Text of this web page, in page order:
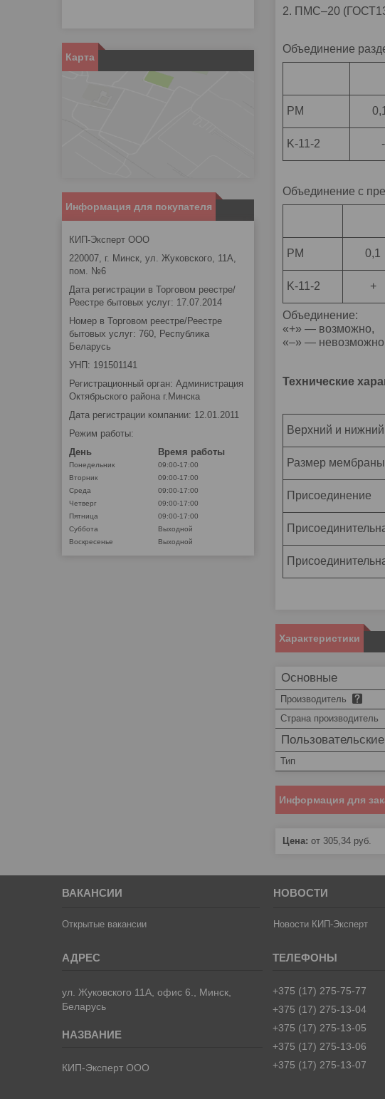
2. ПМС–20
Объединение
РМ
K-11-2 -
Объединение с
РМ 0,1
K-11-2 +
Объединение:
«+» — возможно,
«–» —
Технические
Верхний и
Размер
Присоединение
Характеристики
Основные
Производитель
Страна производитель
Тип
Информация для
Цена: от 305,34 руб.
Карта
Информация для покупателя
КИП-Эксперт ООО
220007, г. Минск, ул. Жуковского, 11А,
пом. №6
Дата регистрации в Торговом реестре/
Реестре бытовых услуг: 17.07.2014
Номер в Торговом реестре/Реестре
бытовых услуг: 760, Республика
Беларусь
УНП: 191501141
Регистрационный орган: Администрация
Октябрьского района г.Минска
Дата регистрации компании: 12.01.2011
Режим работы:
День
Время работы
Понедельник
09:00-17:00
Вторник
09:00-17:00
Среда
09:00-17:00
Четверг
09:00-17:00
Пятница
09:00-17:00
Суббота
Выходной
Воскресенье
Выходной
ВАКАНСИИ
Открытые вакансии
НОВОСТИ
Новости КИП-Эксперт
ул. Жуковского 11А, офис 6., Минск,
Беларусь
КИП-Эксперт ООО
+375 (17) 275-75-77
+375 (17) 275-13-04
+375 (17) 275-13-05
+375 (17) 275-13-06
+375 (17) 275-13-07